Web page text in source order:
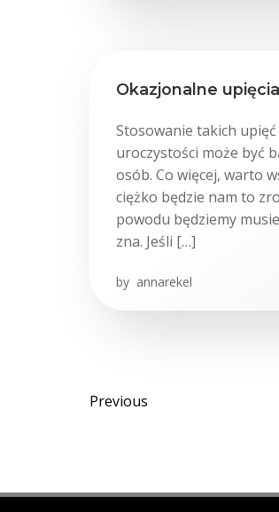
Okazjonalne
Stosowanie takich
uroczystości może być
osób. Co więcej, warto
ciężko będzie nam to
powodu będziemy
zna. Jeśli […]
by annarekel
Posts
Previous